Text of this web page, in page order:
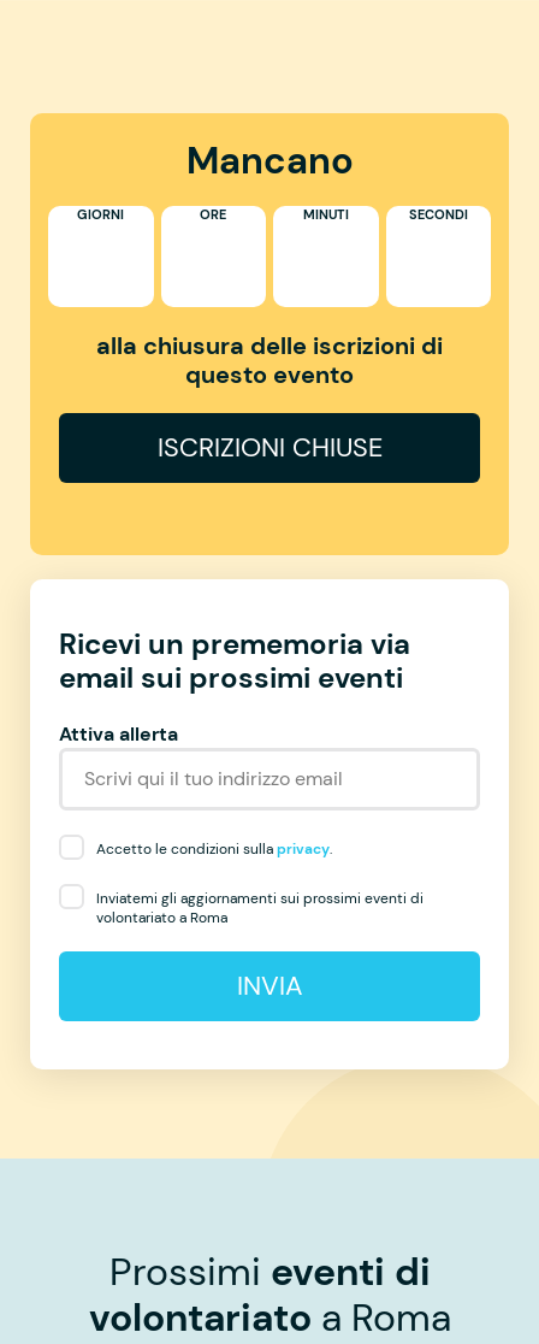
Mancano
GIORNI ORE MINUTI SECONDI
alla chiusura delle iscrizioni di
questo evento
ISCRIZIONI CHIUSE
Ricevi un prememoria via
email sui prossimi eventi
Attiva allerta
Accetto le condizioni sullaprivacy.
Inviatemi gli aggiornamenti sui prossimi eventi di
volontariato a Roma
INVIA
Prossimi eventi di
volontariato a Roma